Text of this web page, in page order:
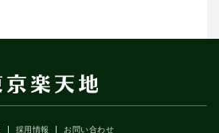
採用情報 お問い合わせ